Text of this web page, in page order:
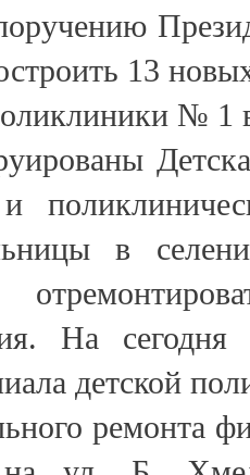
13
№ 1
в
На
детской
ремонта